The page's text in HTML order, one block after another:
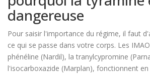
dangereuse
Pour saisir l'importance du régime, il faut
ce qui se passe dans votre corps. Les
phénéline (Nardil), la tranylcypromine
l'isocarboxazide (Marplan), fonctionnent